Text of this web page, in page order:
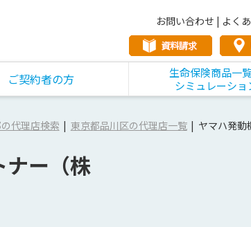
お問い合わせ | よく
ご契約者の方
生命保険商品一
シミュレーショ
代理店検索 東京都品川区の代理店一覧 ヤマハ発動
ナー（株